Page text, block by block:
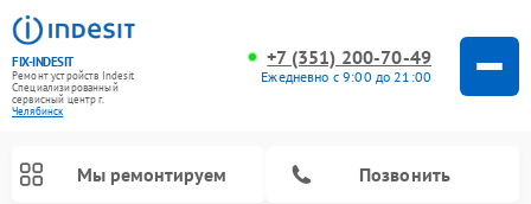
FIX-INDESIT
Ремонт устройств Indesit
Специализированный
cервисный центр г.
Челябинск
+7 (351) 200-70-49
Ежедневно с 9:00 до 21:00
Мы ремонтируем Позвонить